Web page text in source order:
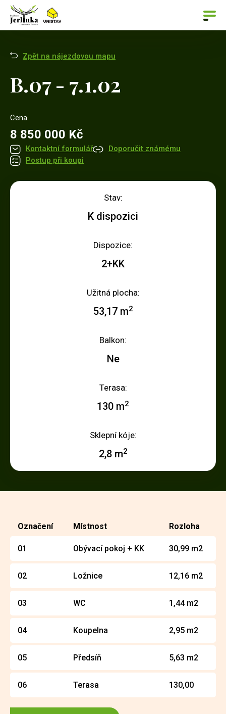
Zpět na nájezdovou mapu
B.07 - 7.1.02
Cena
8 850 000 Kč
Kontaktní formulář
Doporučit známému
Postup při koupi
Stav:
K dispozici
Dispozice:
2+KK
Užitná plocha:
53,17 m2
Balkon:
Ne
Terasa:
130 m2
Sklepní kóje:
2,8 m2
Označení Místnost Rozloha
01 Obývací pokoj + KK 30,99 m2
02 Ložnice 12,16 m2
03 WC 1,44 m2
04 Koupelna 2,95 m2
05 Předsíň 5,63 m2
06 Terasa 130,00